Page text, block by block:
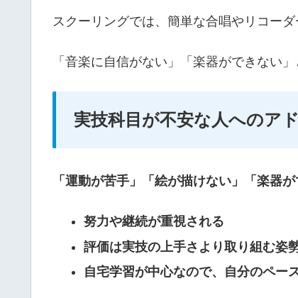
スクーリングでは、簡単な合唱やリコー
「音楽に自信がない」「楽器ができない」
実技科目が不安な人へのア
「運動が苦手」「絵が描けない」「楽器が
努力や継続が重視される
評価は実技の上手さより取り組む姿
自宅学習が中心なので、自分のペー